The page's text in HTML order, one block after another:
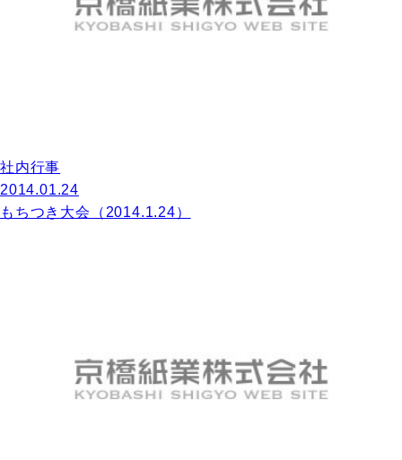
社内行事
2014.01.24
もちつき大会（2014.1.24）